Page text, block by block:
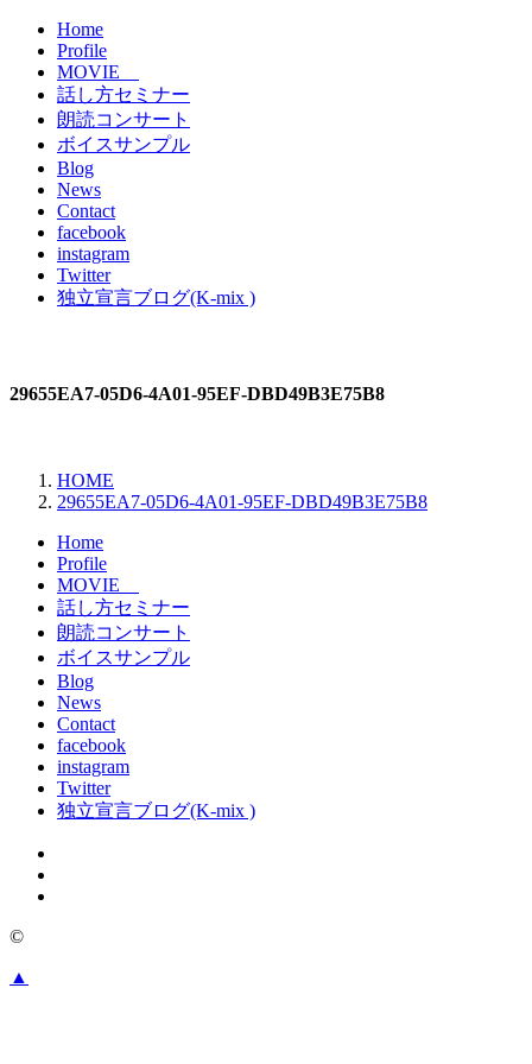
Home
Profile
MOVIE
話し方セミナー
朗読コンサート
ボイスサンプル
Blog
News
Contact
facebook
instagram
Twitter
独立宣言ブログ(K-mix )
29655EA7-05D6-4A01-95EF-DBD49B3E75B8
HOME
29655EA7-05D6-4A01-95EF-DBD49B3E75B8
Home
Profile
MOVIE
話し方セミナー
朗読コンサート
ボイスサンプル
Blog
News
Contact
facebook
instagram
Twitter
独立宣言ブログ(K-mix )
©
▲